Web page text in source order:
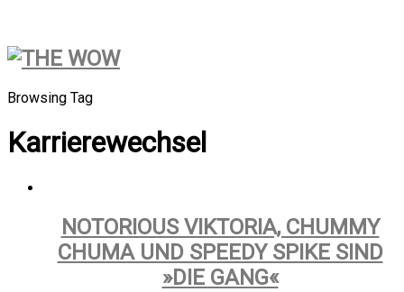
Browsing Tag
Karrierewechsel
NOTORIOUS VIKTORIA, CHUMMY
CHUMA UND SPEEDY SPIKE SIND
»DIE GANG«